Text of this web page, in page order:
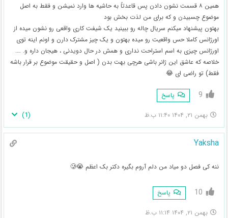
همین ۸ قسمت نشون دادن پس قاعدتاً به حاشیه ها وارد نمیشن و فقط به اصل
موضوع چسبیدن و که برای من لذت بخش بود
بهتون پیشنهاد میکنم سریال چاله رو ببینید یک شیفت کاری واقعی رو نشون میده از
اورژانس کاملا حس واقعیت رو میده بهتون و یک چیز مشترک دارن و اونم اینه توی
اورژانس چیزی به اسم استراحت نداری و همش در حال دویدنی ، هیجان داره و. ….
خلاصه که عاشق این ژانر باشی هرچی بهت بدن ( اصل و حقیقت موضوع بر قرار باشه
فقط) تو راضی ای 😂
9 پاسخ
بهمن ۲۱, ۱۴۰۴ ۱۱:۴۰ ب.ظ (
1
)
Yaksha
ننه کی فصل دو میاد من دلم آروم بگیره دکتر بک اعظم 😭🥲
10 پاسخ
بهمن ۲۱, ۱۴۰۴ ۱۱:۱۴ ب.ظ